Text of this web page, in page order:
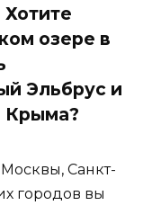
озере в
Эльбрус и
Крыма?
Санкт-
городов вы